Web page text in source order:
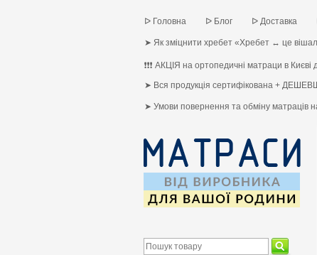
ᐅ Головна ᐅ Блог ᐅ Доставка
➤ Як зміцнити хребет «Хребет ↔ це
❗❗❗ АКЦІЯ на ортопедичні матраци в
➤ Вся продукція сертифікована +
➤ Умови повернення та обміну матраців